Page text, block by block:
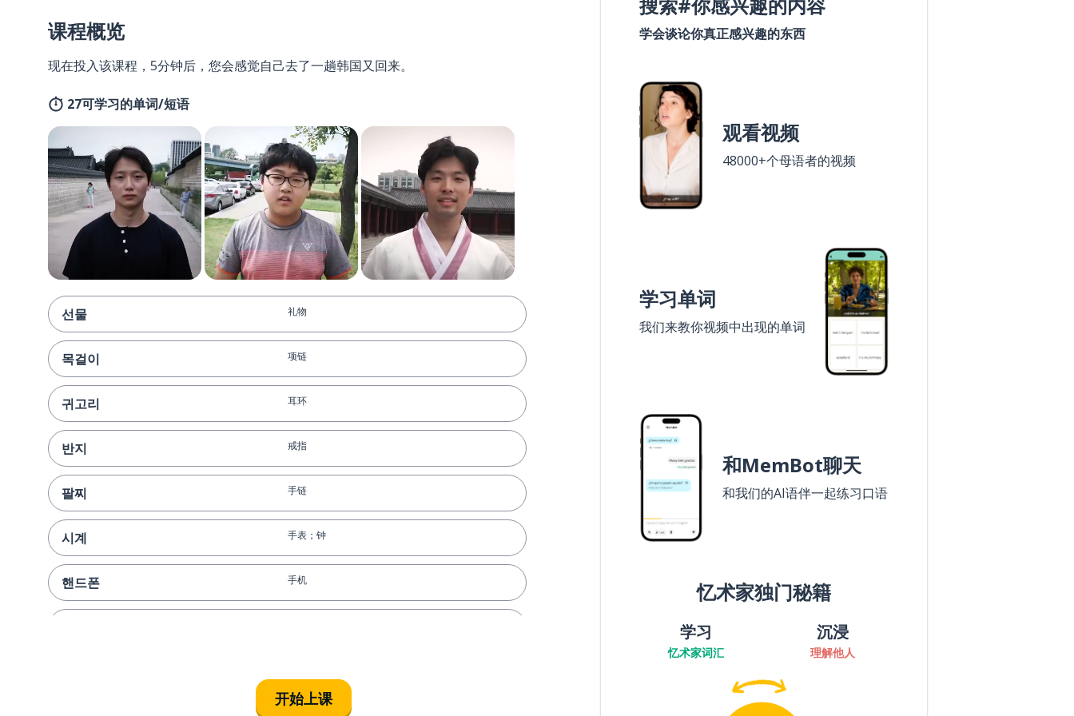
课程概览
现在投入该课程，5分钟后，您会感觉自己去了一趟韩国又回来。
27可学习的单词/短语
선물 礼物
목걸이 项链
귀고리 耳环
반지 戒指
팔찌 手链
시계 手表；钟
핸드폰 手机
开始上课
学会谈论你真正感兴趣的东西
观看视频
48000+个母语者的视频
学习单词
我们来教你视频中出现的单词
和MemBot聊天
和我们的AI语伴一起练习口语
忆术家独门秘籍
学习
忆术家词汇
沉浸
理解他人